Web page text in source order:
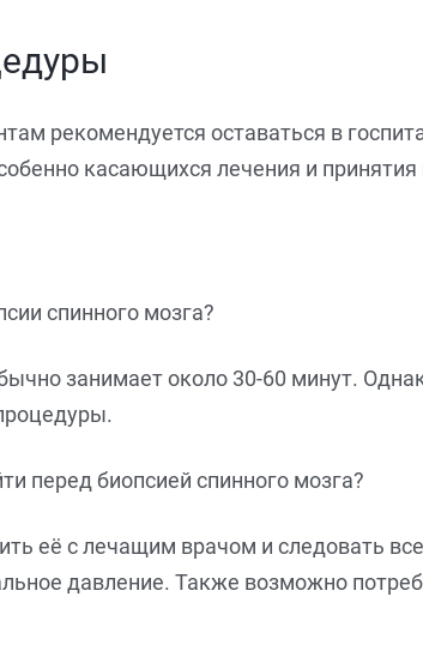
рекомендуется оставаться в
касающихся лечения и
спинного мозга?
занимает около 30-60 минут.
перед биопсией спинного мозга?
её с лечащим врачом и следовать
давление. Также возможно